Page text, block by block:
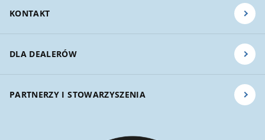
KONTAKT
DLA DEALERÓW
PARTNERZY I STOWARZYSZENIA